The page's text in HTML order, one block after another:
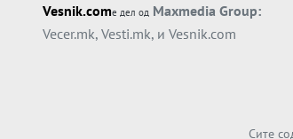
Vesnik.comе дел од Maxmedia Group:
Vecer.mk, Vesti.mk, и Vesnik.com
Сите